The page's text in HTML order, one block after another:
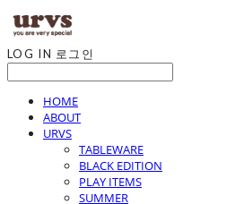
LOG IN 로그인
HOME
ABOUT
URVS
TABLEWARE
BLACK EDITION
PLAY ITEMS
SUMMER